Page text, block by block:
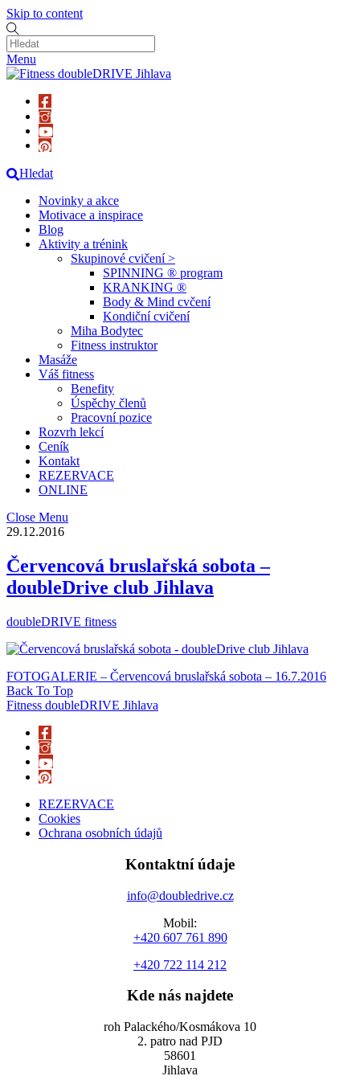
Skip to content
Menu
Hledat
Novinky a akce
Motivace a inspirace
Blog
Aktivity a trénink
Skupinové cvičení >
SPINNING ® program
KRANKING ®
Body & Mind cvčení
Kondiční cvičení
Miha Bodytec
Fitness instruktor
Masáže
Váš fitness
Benefity
Úspěchy členů
Pracovní pozice
Rozvrh lekcí
Ceník
Kontakt
REZERVACE
ONLINE
Close Menu
29.12.2016
Červencová bruslařská sobota –
doubleDrive club Jihlava
doubleDRIVE fitness
FOTOGALERIE – Červencová bruslařská sobota – 16.7.2016
Back To Top
Fitness doubleDRIVE Jihlava
REZERVACE
Cookies
Ochrana osobních údajů
Kontaktní údaje
info@doubledrive.cz
Mobil:
+420 607 761 890
+420 722 114 212
Kde nás najdete
roh Palackého/Kosmákova 10
2. patro nad PJD
58601
Jihlava